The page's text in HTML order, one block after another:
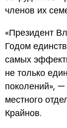
членов их
«Президент
Годом
самых
не только
поколений», —
местного
Крайнов.